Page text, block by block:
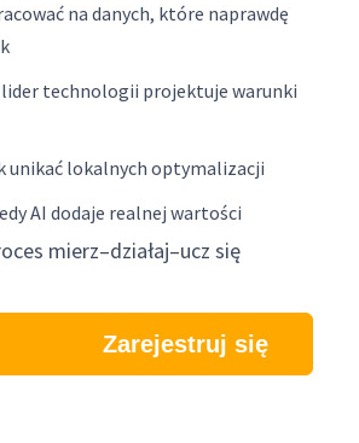
na danych, które naprawdę
lider technologii projektuje warunki
unikać lokalnych optymalizacji
AI dodaje realnej wartości
mierz–działaj–ucz się
się